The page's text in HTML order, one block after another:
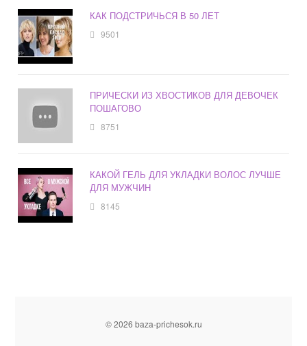
КАК ПОДСТРИЧЬСЯ В 50 ЛЕТ
9501
ПРИЧЕСКИ ИЗ ХВОСТИКОВ ДЛЯ ДЕВОЧЕК
ПОШАГОВО
8751
КАКОЙ ГЕЛЬ ДЛЯ УКЛАДКИ ВОЛОС ЛУЧШЕ
ДЛЯ МУЖЧИН
8145
© 2026 baza-prichesok.ru